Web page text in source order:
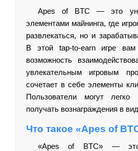
Apes of BTC — это
элементами майнинга, где
развлекаться, но и
В этой tap-to-earn игре вам
возможность
увлекательным игровым
сочетает в себе элементы
Пользователи могут легко
получать вознаграждения в
Что такое «Apes of
«Apes of BTC» — это